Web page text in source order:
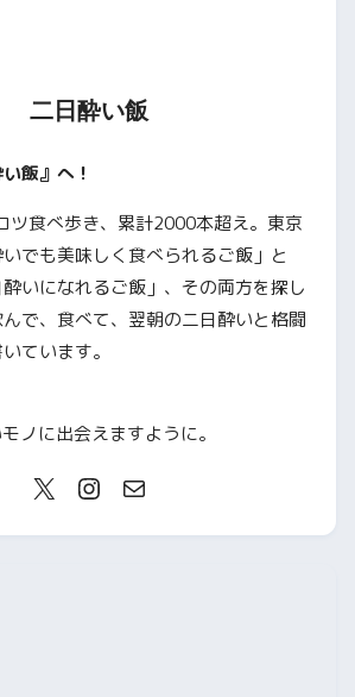
二日酔い飯
飯』へ！
ツ食べ歩き、累計2000本超え。東京
でも美味しく食べられるご飯」と
酔いになれるご飯」、その両方を探し
で、食べて、翌朝の二日酔いと格闘
ています。
ノに出会えますように。